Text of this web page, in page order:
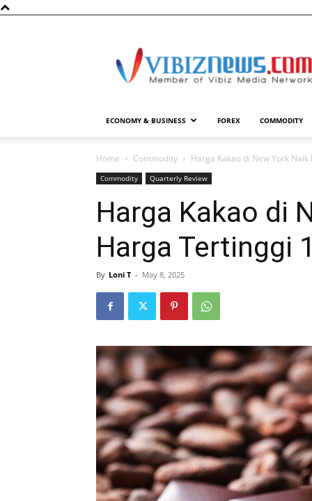
ECONOMY & BUSINESS FOREX COMMODITY
Home Commodity Harga Kakao di New York
Commodity Quarterly Review
Harga Kakao di
Harga Tertinggi
By Loni T - May 8, 2025